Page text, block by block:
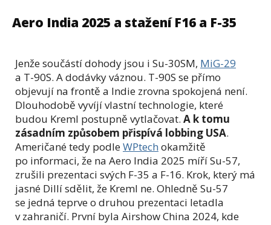
Aero India 2025 a stažení F16 a F-35
Jenže součástí dohody jsou i Su-30SM, MiG-29
a T-90S. A dodávky váznou. T-90S se přímo
objevují na frontě a Indie zrovna spokojená není.
Dlouhodobě vyvíjí vlastní technologie, které
budou Kreml postupně vytlačovat. A k tomu
zásadním způsobem přispívá lobbing USA.
Američané tedy podleWPtech okamžitě
po informaci, že na Aero India 2025 míří Su-57,
zrušili prezentaci svých F-35 a F-16. Krok, který má
jasné Dillí sdělit, že Kreml ne. Ohledně Su-57
se jedná teprve o druhou prezentaci letadla
v zahraničí. První byla Airshow China 2024, kde